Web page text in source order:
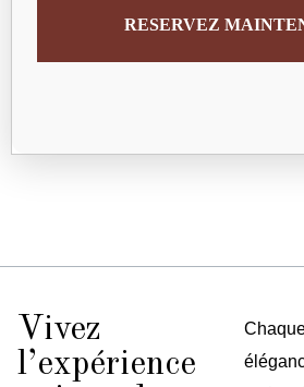
RESERVEZ
Vivez
l’expérience